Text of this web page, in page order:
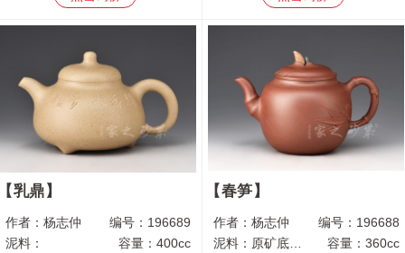
乳鼎
编号： 196689
作者： 杨志仲
容量：400cc
泥料：
春笋
编号： 196688
作者： 杨志仲
容量：360cc
泥料： 原矿底槽青